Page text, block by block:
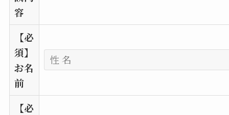
容
【必
須】
お名
前
【必